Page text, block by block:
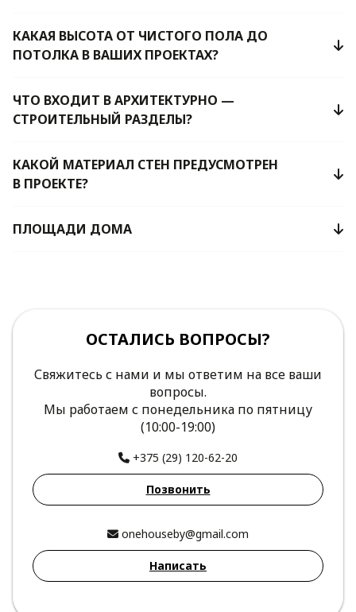
КАКАЯ ВЫСОТА ОТ ЧИСТОГО ПОЛА ДО
ПОТОЛКА В ВАШИХ ПРОЕКТАХ?
ЧТО ВХОДИТ В АРХИТЕКТУРНО —
СТРОИТЕЛЬНЫЙ РАЗДЕЛЫ?
КАКОЙ МАТЕРИАЛ СТЕН ПРЕДУСМОТРЕН
В ПРОЕКТЕ?
ПЛОЩАДИ ДОМА
ОСТАЛИСЬ ВОПРОСЫ?
Свяжитесь с нами и мы ответим на все ваши
вопросы.
Мы работаем с понедельника по пятницу
(10:00-19:00)
+375 (29) 120-62-20
Позвонить
onehouseby@gmail.com
Написать